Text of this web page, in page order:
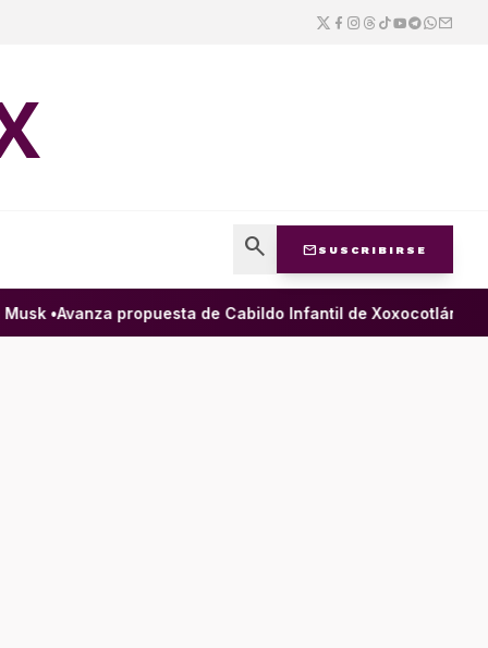
search mail SUSCRIBIRSE
•Avanza propuesta de Cabildo Infantil de Xoxocotlán para